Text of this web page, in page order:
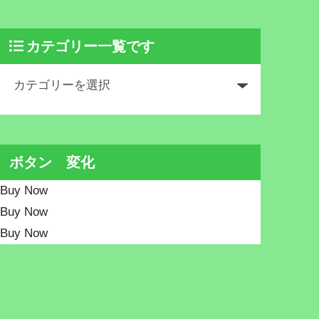
カテゴリー一覧です
ボタン 変化
Buy Now
Buy Now
Buy Now